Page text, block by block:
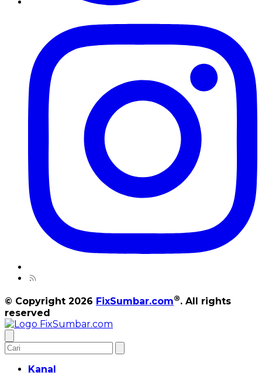
© Copyright 2026 FixSumbar.com®. All rights
reserved
Kanal